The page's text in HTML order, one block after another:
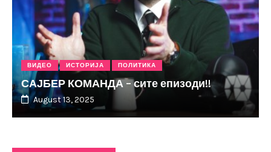
ВИДЕО ИСТОРИЈА ПОЛИТИКА
САЈБЕР КОМАНДА – сите епизоди!!
August 13, 2025